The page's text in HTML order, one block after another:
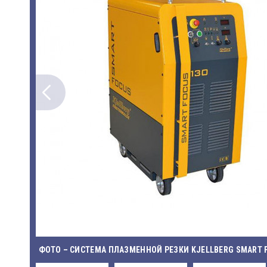
ФОТО – СИСТЕМА ПЛАЗМЕННОЙ РЕЗКИ KJELLBERG SMART